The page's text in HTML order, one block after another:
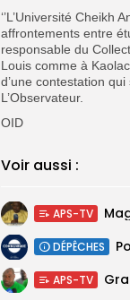
‘’L’Université
affrontements entre
responsable du
Louis comme à
d’une contestation qui
L’Observateur.
OID
Voir aussi :
APS-TV
DÉPÊCHES
APS-TV